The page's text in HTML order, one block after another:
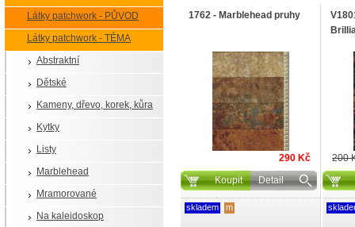
Látky patchwork - PŮVOD
Látky patchwork - TÉMA
Abstraktní
Dětské
Kameny, dřevo, korek, kůra
Kytky
Listy
Marblehead
Mramorované
Na kaleidoskop
1762 - Marblehead pruhy
290 Kč
Koupit
Detail
skladem m
200